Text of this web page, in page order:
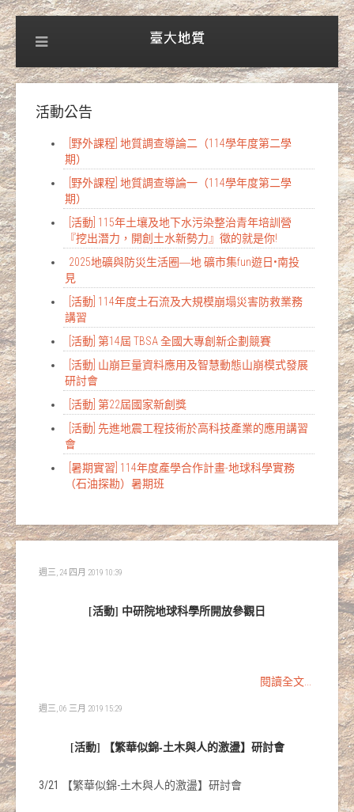
活動公告
[野外課程] 地質調查導論二（114學年度第二學
期）
[野外課程] 地質調查導論一（114學年度第二學
期）
[活動] 115年土壤及地下水污染整治青年培訓營
『挖出潛力，開創土水新勢力』徵的就是你!
2025地礦與防災生活圈―地 礦市集fun遊日•南投
見
[活動] 114年度土石流及大規模崩塌災害防救業務
講習
[活動] 第14屆 TBSA 全國大專創新企劃競賽
[活動] 山崩巨量資料應用及智慧動態山崩模式發展
研討會
[活動] 第22屆國家新創獎
[活動] 先進地震工程技術於高科技產業的應用講習
會
[暑期實習] 114年度產學合作計畫-地球科學實務
（石油探勘）暑期班
週三, 24 四月 2019 10:39
[活動] 中研院地球科學所開放參觀日
閱讀全文...
週三, 06 三月 2019 15:29
[活動] 【繁華似錦-土木與人的激盪】研討會
3/21 【繁華似錦-土木與人的激盪】研討會